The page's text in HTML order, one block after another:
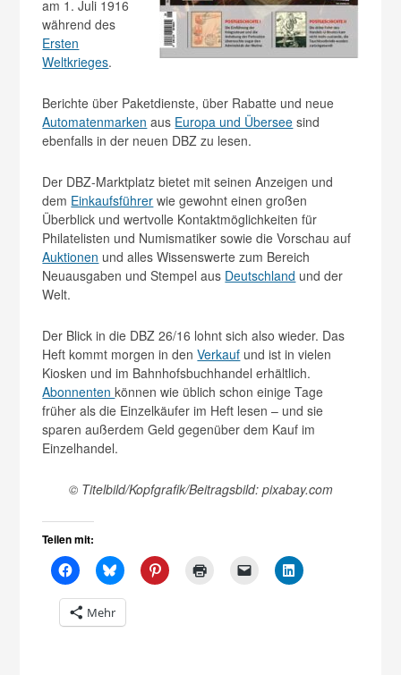
am 1. Juli 1916
während des
Ersten
Weltkrieges.
Berichte über Paketdienste, über Rabatte und neue
Automatenmarken aus Europa und Übersee sind
ebenfalls in der neuen DBZ zu lesen.
Der DBZ-Marktplatz bietet mit seinen Anzeigen und
dem Einkaufsführer wie gewohnt einen großen
Überblick und wertvolle Kontaktmöglichkeiten für
Philatelisten und Numismatiker sowie die Vorschau auf
Auktionen und alles Wissenswerte zum Bereich
Neuausgaben und Stempel aus Deutschland und der
Welt.
Der Blick in die DBZ 26/16 lohnt sich also wieder. Das
Heft kommt morgen in denVerkauf und ist in vielen
Kiosken und im Bahnhofsbuchhandel erhältlich.
Abonnentenkönnen wie üblich schon einige Tage
früher als die Einzelkäufer im Heft lesen – und sie
sparen außerdem Geld gegenüber dem Kauf im
Einzelhandel.
© Titelbild/Kopfgrafik/Beitragsbild: pixabay.com
Teilen mit:
Mehr